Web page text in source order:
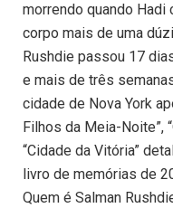
morrendo quando Hadi
corpo mais de uma
Rushdie passou 17
e mais de três
cidade de Nova York
Filhos da Meia-Noite”,
“Cidade da Vitória”
livro de memórias de
Quem é Salman